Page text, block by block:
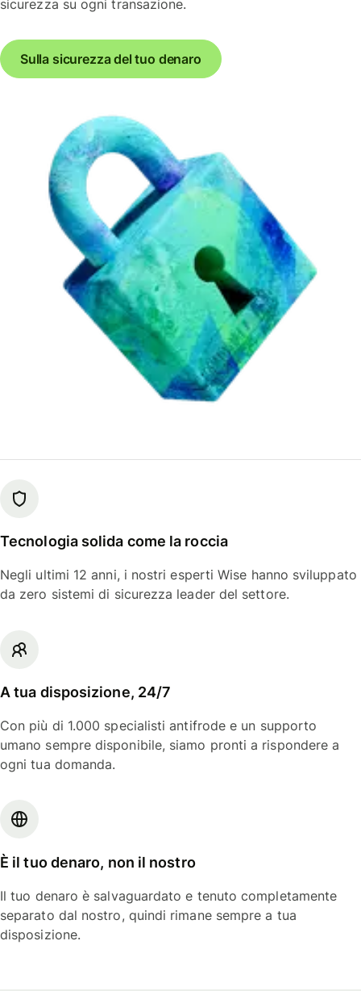
sicurezza su ogni transazione.
Sulla sicurezza del tuo denaro
Tecnologia solida come la roccia
Negli ultimi 12 anni, i nostri esperti Wise hanno sviluppato
da zero sistemi di sicurezza leader del settore.
A tua disposizione, 24/7
Con più di 1.000 specialisti antifrode e un supporto
umano sempre disponibile, siamo pronti a rispondere a
ogni tua domanda.
È il tuo denaro, non il nostro
Il tuo denaro è salvaguardato e tenuto completamente
separato dal nostro, quindi rimane sempre a tua
disposizione.